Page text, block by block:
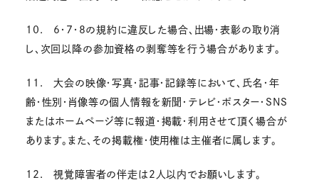
10. 6・7・8の規約に違反した場合、出場・表彰の取り消
し、次回以降の参加資格の剥奪等を行う場合があります。
11. 大会の映像・写真・記事・記録等において、氏名・年
齢・性別・肖像等の個人情報を新聞・テレビ・ポスター・SNS
またはホームページ等に報道・掲載・利用させて頂く場合が
あります。また、その掲載権・使用権は主催者に属します。
12. 視覚障害者の伴走は2人以内でお願いします。